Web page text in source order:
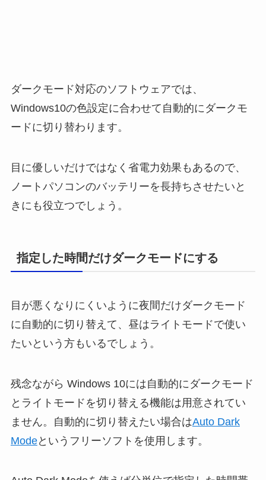
ダークモード対応のソフトウェアでは、
Windows10の色設定に合わせて自動的にダークモ
ードに切り替わります。
目に優しいだけではなく省電力効果もあるので、
ノートパソコンのバッテリーを長持ちさせたいと
きにも役立つでしょう。
指定した時間だけダークモードにする
目が悪くなりにくいように夜間だけダークモード
に自動的に切り替えて、昼はライトモードで使い
たいという方もいるでしょう。
残念ながら Windows 10には自動的にダークモード
とライトモードを切り替える機能は用意されてい
ません。自動的に切り替えたい場合はAuto Dark
Modeというフリーソフトを使用します。